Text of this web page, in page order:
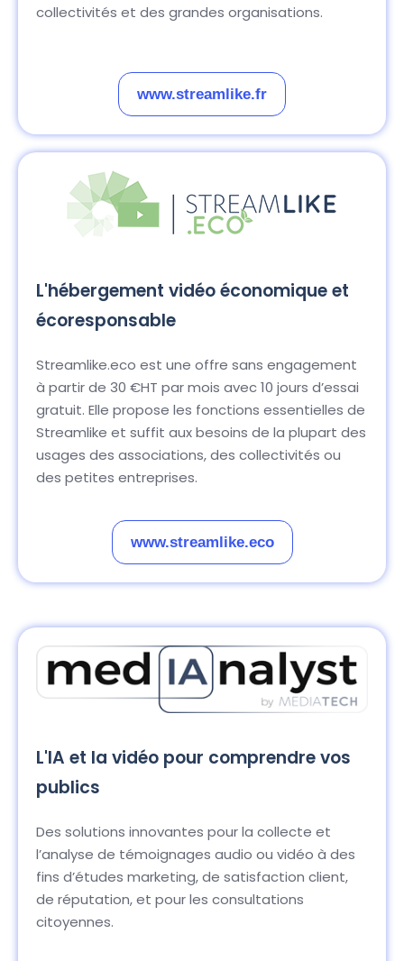
collectivités et des grandes organisations.
www.streamlike.fr
L'hébergement vidéo économique et
écoresponsable
Streamlike.eco est une offre sans engagement
à partir de 30 €HT par mois avec 10 jours d’essai
gratuit. Elle propose les fonctions essentielles de
Streamlike et suffit aux besoins de la plupart des
usages des associations, des collectivités ou
des petites entreprises.
www.streamlike.eco
L'IA et la vidéo pour comprendre vos
publics
Des solutions innovantes pour la collecte et
l’analyse de témoignages audio ou vidéo à des
fins d’études marketing, de satisfaction client,
de réputation, et pour les consultations
citoyennes.